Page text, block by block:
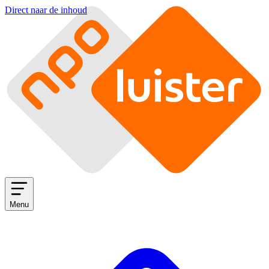
Direct naar de inhoud
Menu